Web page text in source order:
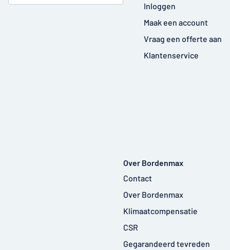
Inloggen
Maak een account
Vraag een offerte aan
Klantenservice
Over Bordenmax
Contact
Over Bordenmax
Klimaatcompensatie
CSR
Gegarandeerd tevreden